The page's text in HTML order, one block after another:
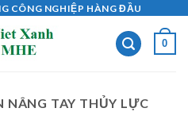
CÔNG NGHIỆP HÀNG ĐẦU
0
NÂNG TAY THỦY LỰC